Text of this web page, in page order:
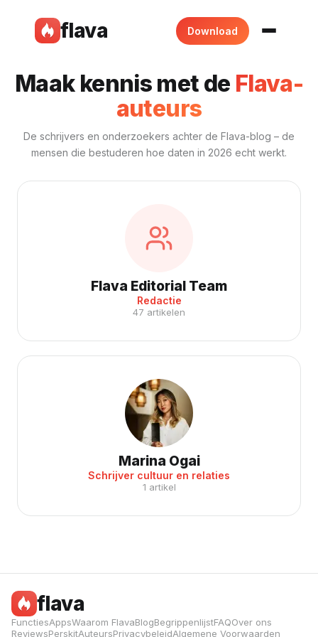
flava Download
Maak kennis met de Flava-
auteurs
De schrijvers en onderzoekers achter de Flava-blog – de
mensen die bestuderen hoe daten in 2026 echt werkt.
Flava Editorial Team
Redactie
47 artikelen
Marina Ogai
Schrijver cultuur en relaties
1 artikel
flava
FunctiesAppsWaarom FlavaBlogBegrippenlijstFAQOver ons
ReviewsPerskitAuteursPrivacybeleidAlgemene Voorwaarden